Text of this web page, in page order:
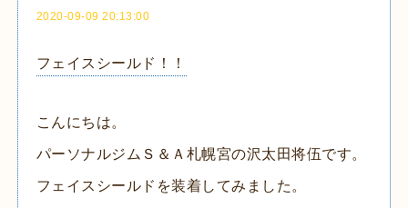
2020-09-09 20:13:00
フェイスシールド！！
こんにちは。
パーソナルジムＳ＆Ａ札幌宮の沢太田将伍です。
フェイスシールドを装着してみました。